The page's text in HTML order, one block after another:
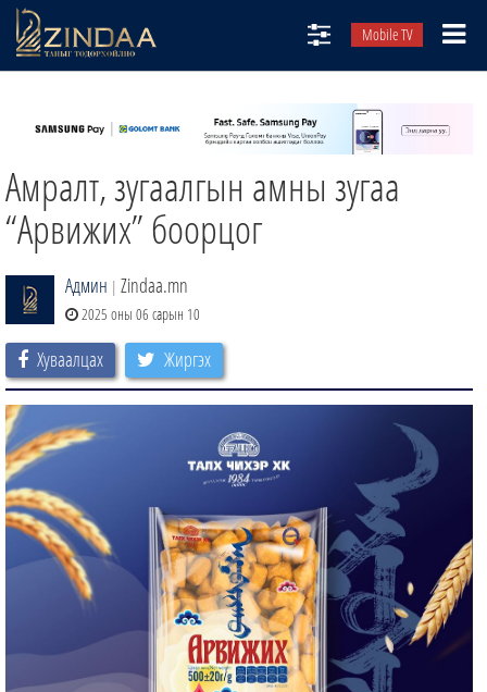
Mobile TV
ТВ8
ӨГЛӨӨНИЙ СОНИН
АУДИО ЗОХИОЛ
ЗИНДАА СЭТГҮҮЛ
Амралт, зугаалгын амны зугаа
“Арвижих” боорцог
Админ | Zindaa.mn
2025 оны 06 сарын 10
Хуваалцах Жиргэх